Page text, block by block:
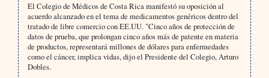
El Colegio de Médicos de Costa Rica manifestó su oposición al
acuerdo alcanzado en el tema de medicamentos genéricos dentro del
tratado de libre comercio con EE.UU. "Cinco años de protección de
datos de prueba, que prolongan cinco años más de patente en materia
de productos, representará millones de dólares para enfermedades
como el cáncer, implica vidas, dijo el Presidente del Colegio, Arturo
Dobles.